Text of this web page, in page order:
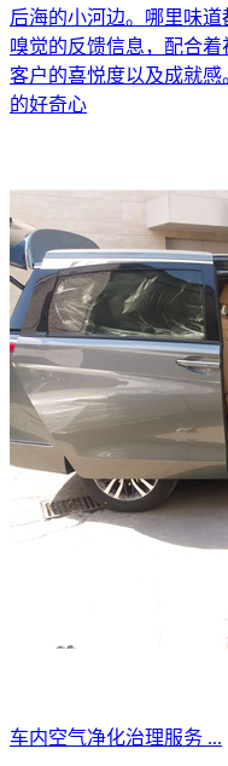
后海的小河边。哪里味
嗅觉的反馈信息，配合
客户的喜悦度以及成就
的好奇心
车内空气净化治理服务 ...